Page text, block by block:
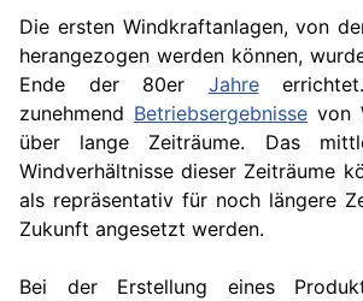
Die ersten Windkraftanlagen, von
herangezogen werden können,
Ende der 80er Jahre
zunehmend Betriebsergebnisse von
über lange Zeiträume. Das
Windverhältnisse dieser Zeiträume
als repräsentativ für noch längere
Zukunft angesetzt werden.
Bei der Erstellung eines